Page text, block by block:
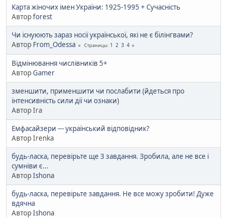
Карта жіночих імен України: 1925-1995 + Сучасність
Авторforest
Чи існуюють зараз носії української, які не є білінгвами?
Автор From_Odessa Страницы 1 2 3 4
Відмінювання числівників 5+
АвторGamer
зменшити, применшити чи послабити (йдеться про
інтенсивність сили дії чи ознаки)
Автор Ira
Емфасайзери --- український відповідник?
Автор Irenka
будь-ласка, перевірьте ще 3 завдання. Зробила, але не все і
сумніви є...
АвторIshona
будь-ласка, перевірьте завдання. Не все можу зробити! Дуже
вдячна
АвторIshona